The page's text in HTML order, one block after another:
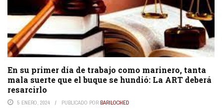
En su primer día de trabajo como marinero, tanta
mala suerte que el buque se hundió: La ART deberá
resarcirlo
5 ENERO, 2024 PUBLICADO POR BARILOCHED